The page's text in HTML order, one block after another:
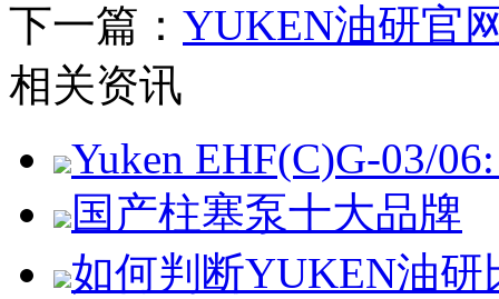
下一篇： YUKEN油研官
相关资讯
Yuken EHF(C)G-03/
国产柱塞泵十大品牌
如何判断YUKEN油